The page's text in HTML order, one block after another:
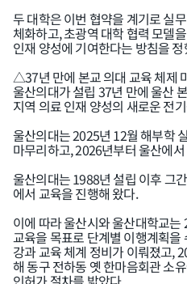
두 대학은 이번 협약을 계기로 실
체화하고, 초광역 대학 협력 모델
인재 양성에 기여한다는 방침을
△37년 만에 본교 의대 교육 체제
울산의대가 설립 37년 만에 울산
지역 의료 인재 양성의 새로운 전
울산의대는 2025년 12월 해부학
마무리하고, 2026년부터 울산에
울산의대는 1988년 설립 이후 그
에서 교육을 진행해 왔다.
이에 따라 울산시와 울산대학교
교육을 목표로 단계별 이행계획
강과 교육 체계 정비가 이뤄졌고,
해 동구 전하동 옛 한마음회관 소